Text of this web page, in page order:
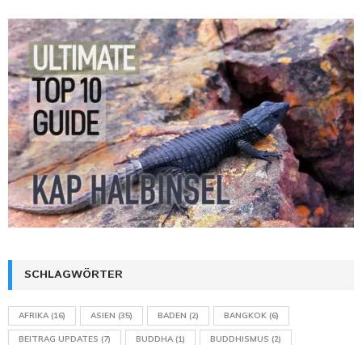
SCHLAGWÖRTER
AFRIKA(16) ASIEN (35) BADEN (2) BANGKOK (6)
BEITRAG UPDATES (7) BUDDHA(1) BUDDHISMUS (2)